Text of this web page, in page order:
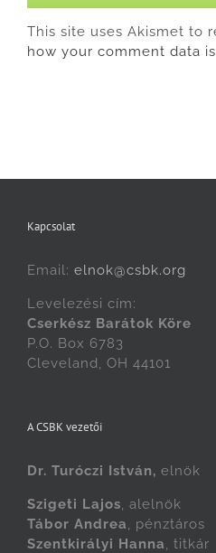
This site uses Akismet to
how your comment data
Kapcsolat
Email: elnok@csbk.org
Levelezési cím:
Cserkész Barátok Köre
P.O. Box 6783
Cleveland, OH 44101
A CSBK vezetői
Dr. Turóczi István, elnök
Szigeti Lajos, alelnök
Tábor Andrea, pénztáros
Szentkirályi Hanna, titkár